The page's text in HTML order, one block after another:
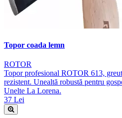
Topor coada lemn
ROTOR
Topor profesional ROTOR 613,
rezistent. Unealtă robustă pentru
Unelte La Lorena.
37 Lei